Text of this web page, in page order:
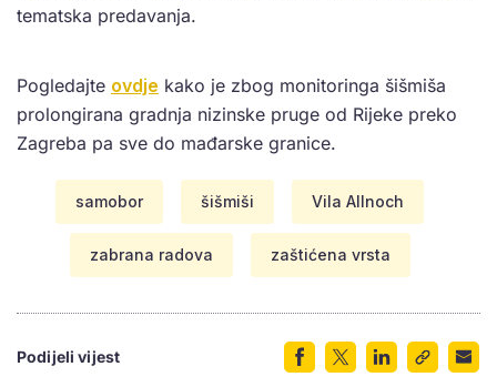
tematska predavanja.
Pogledajte ovdje kako je zbog monitoringa šišmiša
prolongirana gradnja nizinske pruge od Rijeke preko
Zagreba pa sve do mađarske granice.
samobor šišmiši Vila Allnoch
zabrana radova zaštićena vrsta
Podijeli vijest